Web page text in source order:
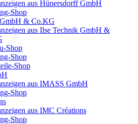
aus Hünersdorff GmbH
Shop
& Co.KG
aus Ilse Technik GmbH &
Shop
Shop
Shop
aus IMASS GmbH
Shop
aus IMC Créations
Shop